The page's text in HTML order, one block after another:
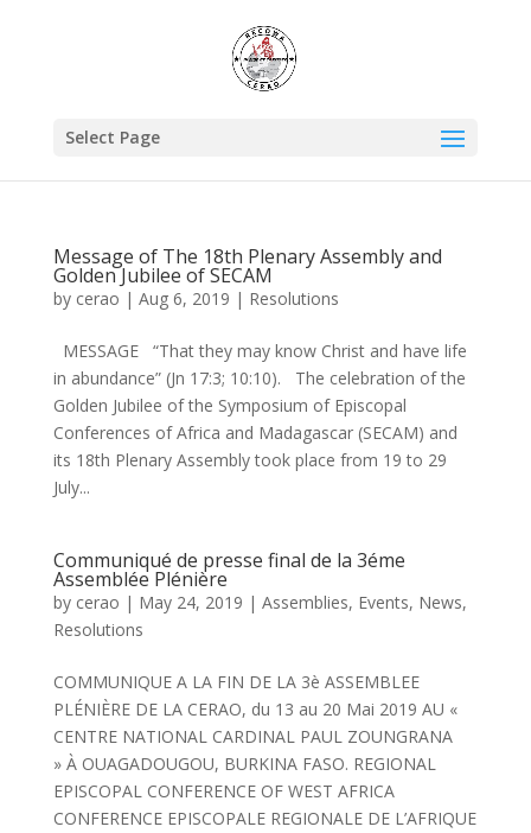
Select Page
Message of The 18th Plenary Assembly and
Golden Jubilee of SECAM
by cerao | Aug 6, 2019 | Resolutions
MESSAGE “That they may know Christ and have life
in abundance” (Jn 17:3; 10:10). The celebration of the
Golden Jubilee of the Symposium of Episcopal
Conferences of Africa and Madagascar (SECAM) and
its 18th Plenary Assembly took place from 19 to 29
July...
Communiqué de presse final de la 3éme
Assemblée Plénière
by cerao | May 24, 2019 | Assemblies, Events, News,
Resolutions
COMMUNIQUE A LA FIN DE LA 3è ASSEMBLEE
PLÉNIÈRE DE LA CERAO, du 13 au 20 Mai 2019 AU «
CENTRE NATIONAL CARDINAL PAUL ZOUNGRANA
» À OUAGADOUGOU, BURKINA FASO. REGIONAL
EPISCOPAL CONFERENCE OF WEST AFRICA
CONFERENCE EPISCOPALE REGIONALE DE L’AFRIQUE